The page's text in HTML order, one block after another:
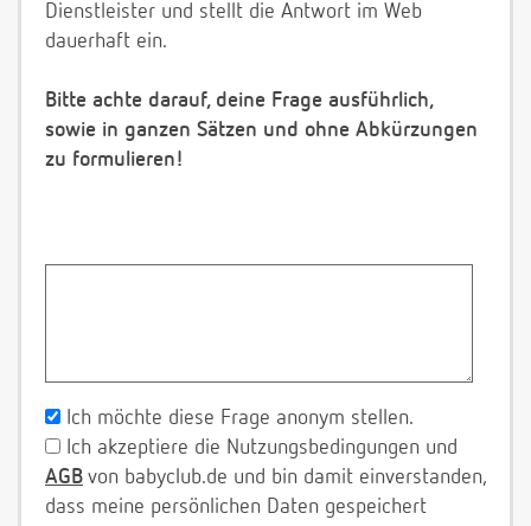
Dienstleister und stellt die Antwort im Web
dauerhaft ein.
Bitte achte darauf, deine Frage ausführlich,
sowie in ganzen Sätzen und ohne Abkürzungen
zu formulieren!
Ich möchte diese Frage anonym stellen.
Ich akzeptiere die Nutzungsbedingungen und
AGB von babyclub.de und bin damit einverstanden,
dass meine persönlichen Daten gespeichert